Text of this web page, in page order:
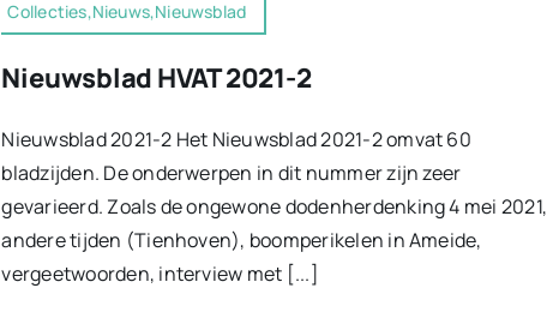
Collecties,Nieuws,Nieuwsblad
Nieuwsblad HVAT 2021-2
Nieuwsblad 2021-2 Het Nieuwsblad 2021-2 omvat 60
bladzijden. De onderwerpen in dit nummer zijn zeer
gevarieerd. Zoals de ongewone dodenherdenking 4 mei 2021,
andere tijden (Tienhoven), boomperikelen in Ameide,
vergeetwoorden, interview met [...]